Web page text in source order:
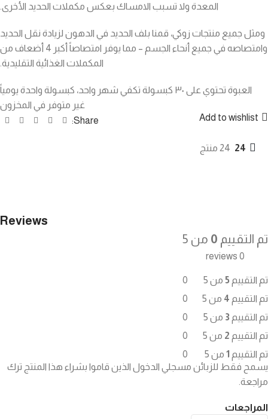
المعدة ولا تسبب الامساك بعكس مكملات الحديد الأخرى.
ومثل جميع منتجات زوكي، قمنا بلف الحديد في الدهون لزيادة نقل الحديد
وامتصاصه في جميع أنحاء الجسم – مما يوفر امتصاصاً أكبر 4 أضعاف من
المكملات الغذائية التقليدية.
العبوة تحتوي على ٣٠ كبسولة تكفي شهر واحد، كبسولة واحدة يومياً
غير متوفر في المخزون
Add to wishlist
Share:
24 24 منتج
Reviews
تم التقييم 0 من 5
0 reviews
تم التقييم 5 من 5
0
تم التقييم 4 من 5
0
تم التقييم 3 من 5
0
تم التقييم 2 من 5
0
تم التقييم 1 من 5 0
المراجعات
يسمح فقط للزبائن مسجلي الدخول الذين قاموا بشراء هذا المنتج ترك
مراجعة.